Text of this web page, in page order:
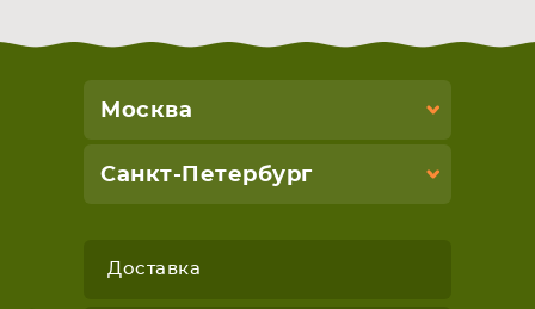
Москва
Санкт-Петербург
Доставка